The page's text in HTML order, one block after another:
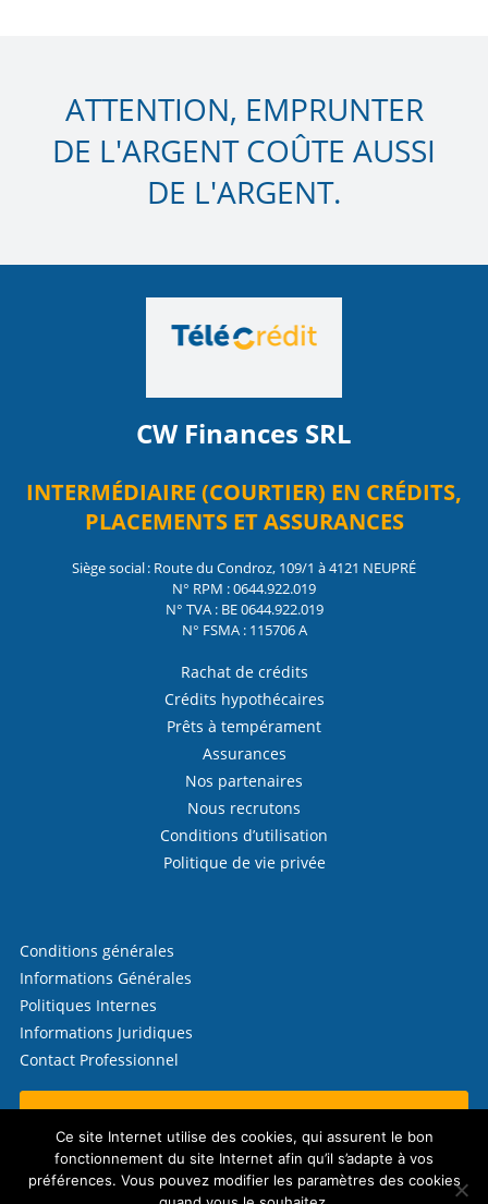
ATTENTION, EMPRUNTER
DE L'ARGENT COÛTE AUSSI
DE L'ARGENT.
CW Finances SRL
INTERMÉDIAIRE (COURTIER) EN CRÉDITS,
PLACEMENTS ET ASSURANCES
Siège social : Route du Condroz, 109/1 à 4121 NEUPRÉ
N° RPM : 0644.922.019
N° TVA : BE 0644.922.019
N° FSMA : 115706 A
Rachat de crédits
Crédits hypothécaires
Prêts à tempérament
Assurances
Nos partenaires
Nous recrutons
Conditions d’utilisation
Politique de vie privée
Conditions générales
Informations Générales
Politiques Internes
Informations Juridiques
Contact Professionnel
Ce site Internet utilise des cookies, qui assurent le bon
fonctionnement du site Internet afin qu’il s’adapte à vos
préférences. Vous pouvez modifier les paramètres des cookies